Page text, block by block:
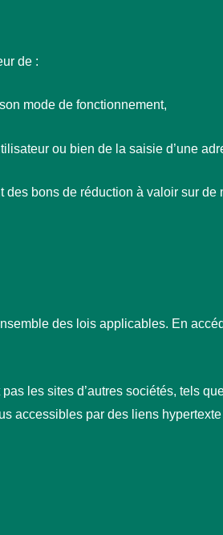
de :
mode de fonctionnement,
ou bien de la saisie d’une
bons de réduction à valoir sur de
des lois applicables. En
les sites d’autres sociétés, tels
accessibles par des liens